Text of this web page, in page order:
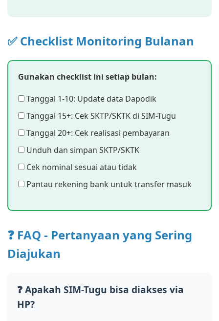
✅ Checklist Monitoring Bulanan
Gunakan checklist ini setiap bulan:
Tanggal 1-10: Update data Dapodik
Tanggal 15+: Cek SKTP/SKTK di SIM-Tugu
Tanggal 20+: Cek realisasi pembayaran
Unduh dan simpan SKTP/SKTK
Cek nominal sesuai atau tidak
Pantau rekening bank untuk transfer masuk
❓ FAQ - Pertanyaan yang Sering
Diajukan
❓ Apakah SIM-Tugu bisa diakses via
HP?